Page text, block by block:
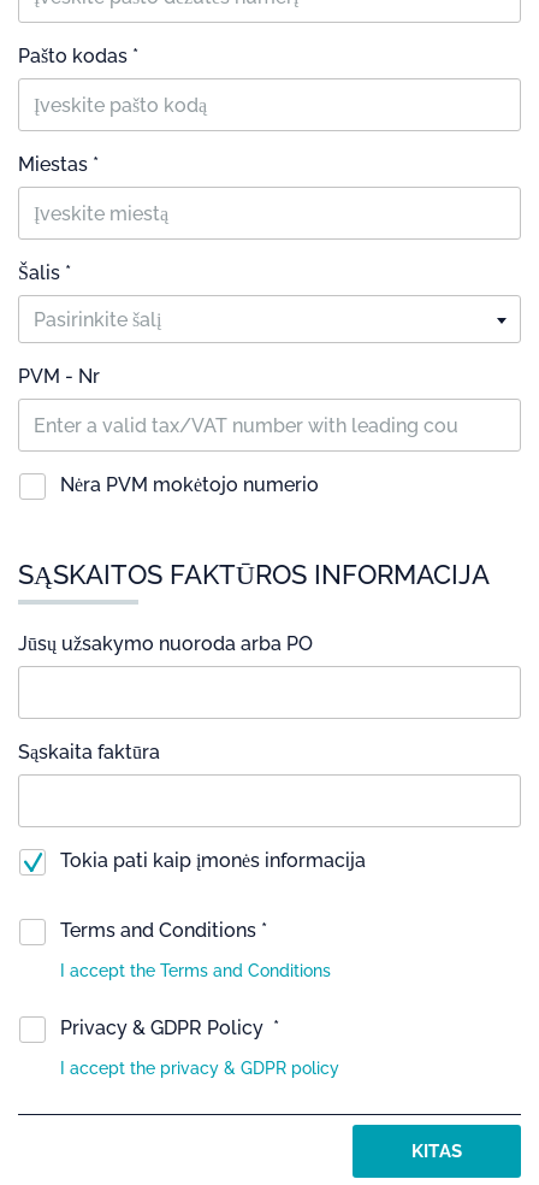
Pašto kodas *
Miestas *
Šalis *
Pasirinkite šalį
PVM - Nr
Nėra PVM mokėtojo numerio
SĄSKAITOS FAKTŪROS INFORMACIJA
Jūsų užsakymo nuoroda arba PO
Sąskaita faktūra
Tokia pati kaip įmonės informacija
Terms and Conditions *
I accept the Terms and Conditions
Privacy & GDPR Policy *
I accept the privacy & GDPR policy
KITAS